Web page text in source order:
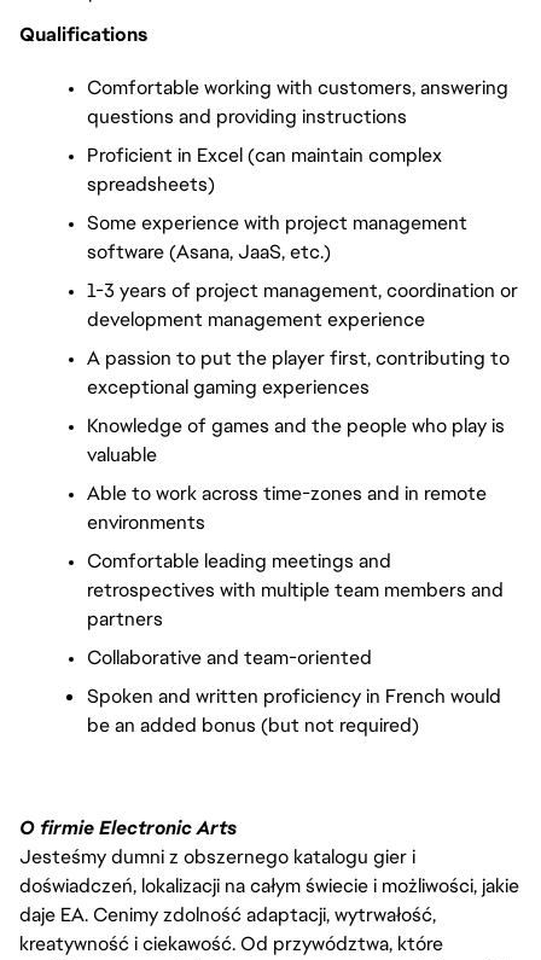
Qualifications
Comfortable working with customers, answering
questions and providing instructions
Proficient in Excel (can maintain complex
spreadsheets)
Some experience with project management
software (Asana, JaaS, etc.)
1-3 years of project management, coordination or
development management experience
A passion to put the player first, contributing to
exceptional gaming experiences
Knowledge of games and the people who play is
valuable
Able to work across time-zones and in remote
environments
Comfortable leading meetings and
retrospectives with multiple team members and
partners
Collaborative and team-oriented
Spoken and written proficiency in French would
be an added bonus (but not required)
O firmie Electronic Arts
Jesteśmy dumni z obszernego katalogu gier i
doświadczeń, lokalizacji na całym świecie i możliwości, jakie
daje EA. Cenimy zdolność adaptacji, wytrwałość,
kreatywność i ciekawość. Od przywództwa, które